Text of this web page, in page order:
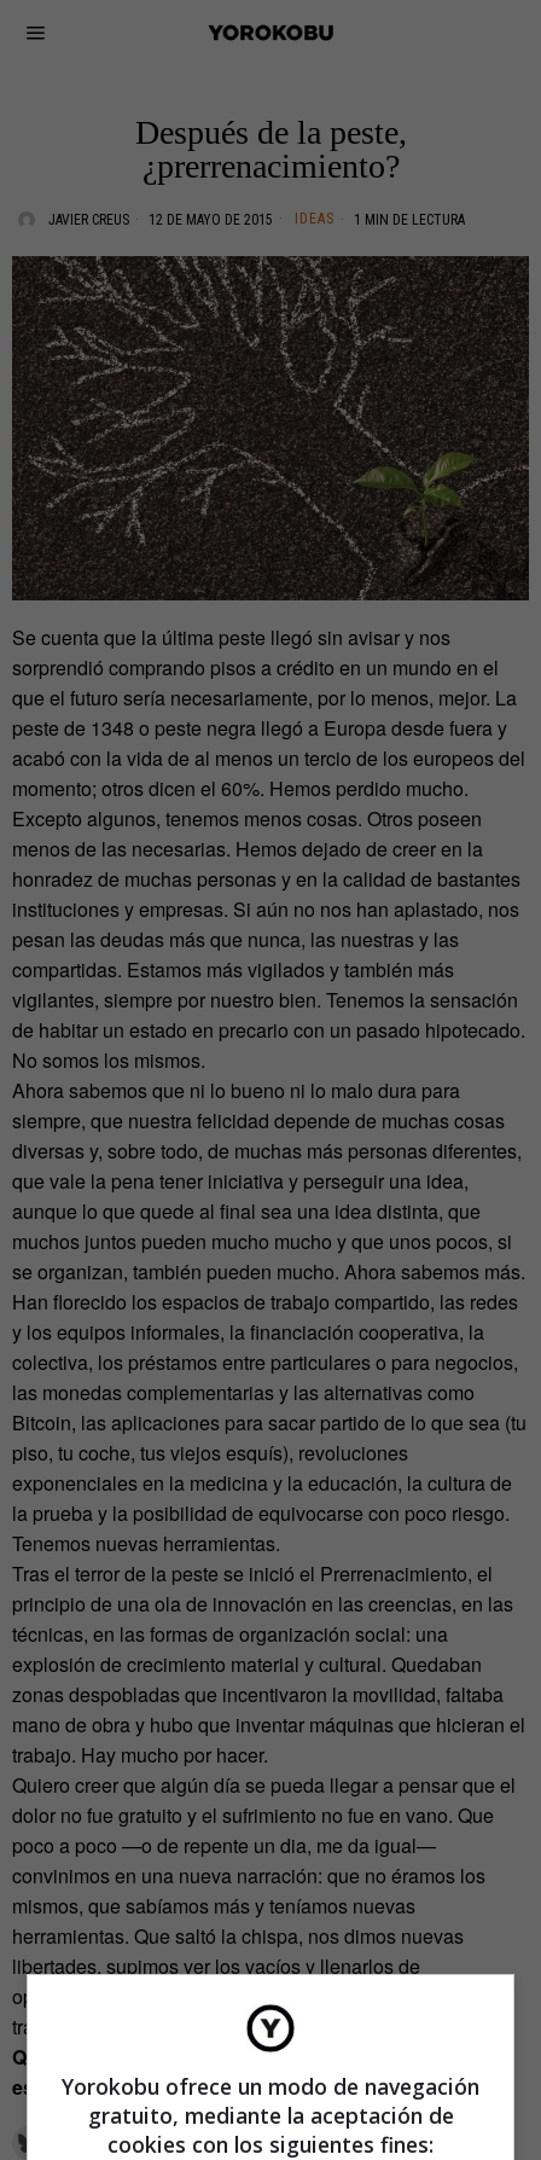
Después de la peste,
¿prerrenacimiento?
JAVIER CREUS 12 DE MAYO DE 2015 IDEAS 1 MIN DE LECTURA
Se cuenta que la última peste llegó sin avisar y nos
sorprendió comprando pisos a crédito en un mundo en el
que el futuro sería necesariamente, por lo menos, mejor. La
peste de 1348 o peste negra llegó a Europa desde fuera y
acabó con la vida de al menos un tercio de los europeos del
momento; otros dicen el 60%. Hemos perdido mucho.
Excepto algunos, tenemos menos cosas. Otros poseen
menos de las necesarias. Hemos dejado de creer en la
honradez de muchas personas y en la calidad de bastantes
instituciones y empresas. Si aún no nos han aplastado, nos
pesan las deudas más que nunca, las nuestras y las
compartidas. Estamos más vigilados y también más
vigilantes, siempre por nuestro bien. Tenemos la sensación
de habitar un estado en precario con un pasado hipotecado.
No somos los mismos.
Ahora sabemos que ni lo bueno ni lo malo dura para
siempre, que nuestra felicidad depende de muchas cosas
diversas y, sobre todo, de muchas más personas diferentes,
que vale la pena tener iniciativa y perseguir una idea,
aunque lo que quede al final sea una idea distinta, que
muchos juntos pueden mucho mucho y que unos pocos, si
se organizan, también pueden mucho. Ahora sabemos más.
Han florecido los espacios de trabajo compartido, las redes
y los equipos informales, la financiación cooperativa, la
colectiva, los préstamos entre particulares o para negocios,
las monedas complementarias y las alternativas como
Bitcoin, las aplicaciones para sacar partido de lo que sea (tu
piso, tu coche, tus viejos esquís), revoluciones
exponenciales en la medicina y la educación, la cultura de
la prueba y la posibilidad de equivocarse con poco riesgo.
Tenemos nuevas herramientas.
Tras el terror de la peste se inició el Prerrenacimiento, el
principio de una ola de innovación en las creencias, en las
técnicas, en las formas de organización social: una
explosión de crecimiento material y cultural. Quedaban
zonas despobladas que incentivaron la movilidad, faltaba
mano de obra y hubo que inventar máquinas que hicieran el
trabajo. Hay mucho por hacer.
Quiero creer que algún día se pueda llegar a pensar que el
dolor no fue gratuito y el sufrimiento no fue en vano. Que
poco a poco —o de repente un dia, me da igual—
convinimos en una nueva narración: que no éramos los
mismos, que sabíamos más y teníamos nuevas
herramientas. Que saltó la chispa, nos dimos nuevas
libertades, supimos ver los vacíos y llenarlos de
oportunidad. Que la energía contenida empujó una gran
transformación. Barreras por romper.
Que se apagó el ruido y apareció el presente, y ahí
estábamos nosotros, preparados.
Yorokobu ofrece un modo de navegación
gratuito, mediante la aceptación de
cookies con los siguientes fines: